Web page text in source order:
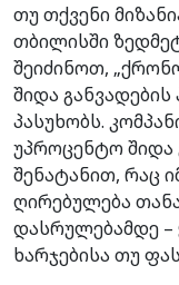
თუ თქვენი
თბილისში
შეიძინოთ,
შიდა
პასუხობს.
უპროცენტო შიდა
შენატანით, რაც
ღირებულება
დასრულებამდე –
ხარჯებისა თუ